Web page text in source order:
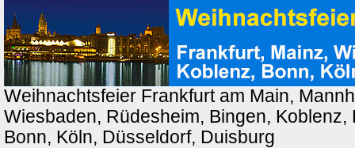
Weihnachtsfeier Frankfurt am Main,
Wiesbaden, Rüdesheim, Bingen, Koblenz,
Bonn, Köln, Düsseldorf, Duisburg